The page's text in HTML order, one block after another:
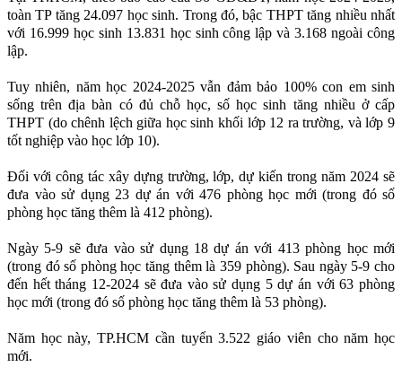
toàn TP tăng 24.097 học sinh. Trong đó, bậc THPT tăng nhiều nhất
với 16.999 học sinh 13.831 học sinh công lập và 3.168 ngoài công
lập.
Tuy nhiên, năm học 2024-2025 vẫn đảm bảo 100% con em sinh
sống trên địa bàn có đủ chỗ học, số học sinh tăng nhiều ở cấp
THPT (do chênh lệch giữa học sinh khối lớp 12 ra trường, và lớp 9
tốt nghiệp vào học lớp 10).
Đối với công tác xây dựng trường, lớp, dự kiến trong năm 2024 sẽ
đưa vào sử dụng 23 dự án với 476 phòng học mới (trong đó số
phòng học tăng thêm là 412 phòng).
Ngày 5-9 sẽ đưa vào sử dụng 18 dự án với 413 phòng học mới
(trong đó số phòng học tăng thêm là 359 phòng). Sau ngày 5-9 cho
đến hết tháng 12-2024 sẽ đưa vào sử dụng 5 dự án với 63 phòng
học mới (trong đó số phòng học tăng thêm là 53 phòng).
Năm học này, TP.HCM cần tuyển 3.522 giáo viên cho năm học
mới.